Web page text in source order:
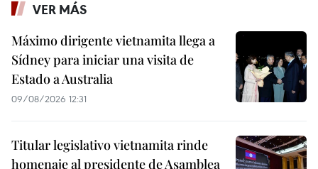
VER MÁS
Máximo dirigente vietnamita llega a
Sídney para iniciar una visita de
Estado a Australia
09/08/2026 12:31
Titular legislativo vietnamita rinde
homenaje al presidente de Asamblea